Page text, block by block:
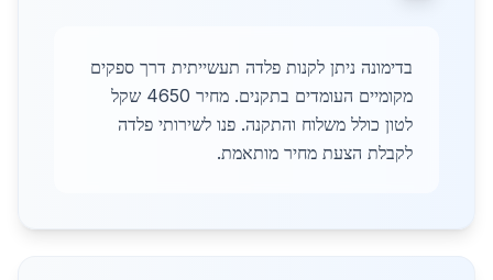
בדימונה ניתן לקנות פלדה תעשייתית דרך ספקים
מקומיים העומדים בתקנים. מחיר 4650 שקל
לטון כולל משלוח והתקנה. פנו לשירותי פלדה
לקבלת הצעת מחיר מותאמת.